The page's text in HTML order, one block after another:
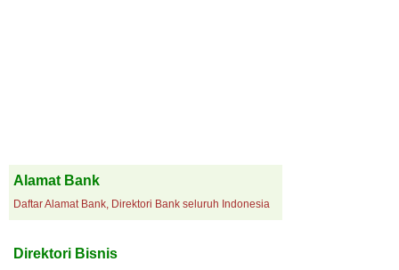
Alamat Bank
Daftar Alamat Bank, Direktori Bank seluruh Indonesia
Direktori Bisnis